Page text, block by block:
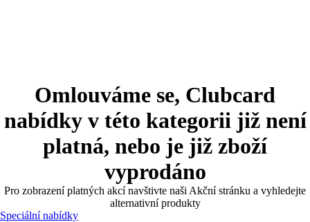
Omlouváme se, Clubcard
nabídky v této kategorii již není
platná, nebo je již zboží
vyprodáno
Pro zobrazení platných akcí navštivte naši Akční stránku a vyhledejte
alternativní produkty
Speciální nabídky